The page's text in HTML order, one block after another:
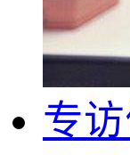
专